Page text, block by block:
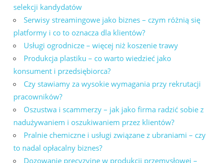
selekcji kandydatów
Serwisy streamingowe jako biznes – czym różnią się
platformy i co to oznacza dla klientów?
Usługi ogrodnicze – więcej niż koszenie trawy
Produkcja plastiku – co warto wiedzieć jako
konsument i przedsiębiorca?
Czy stawiamy za wysokie wymagania przy rekrutacji
pracowników?
Oszustwa i scammerzy – jak jako firma radzić sobie z
nadużywaniem i oszukiwaniem przez klientów?
Pralnie chemiczne i usługi związane z ubraniami – czy
to nadal opłacalny biznes?
Dozowanie precyzyjne w produkcji przemysłowej –